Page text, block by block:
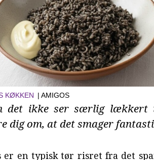
KØKKEN | AMIGOS
det ikke ser særlig lækkert
dig om, at det smager
er en typisk tør risret fra det